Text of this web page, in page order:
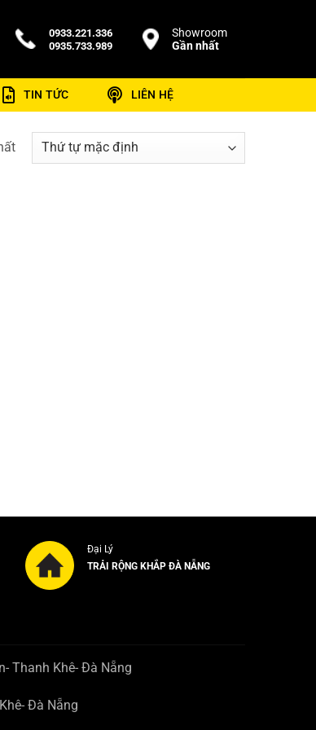
0933.221.336
0935.733.989
Showroom
Gần nhất
TIN TỨC LIÊN HỆ
Đại Lý
TRẢI RỘNG KHẮP ĐÀ NẴNG
Thanh Khê- Đà Nẵng
Đà Nẵng